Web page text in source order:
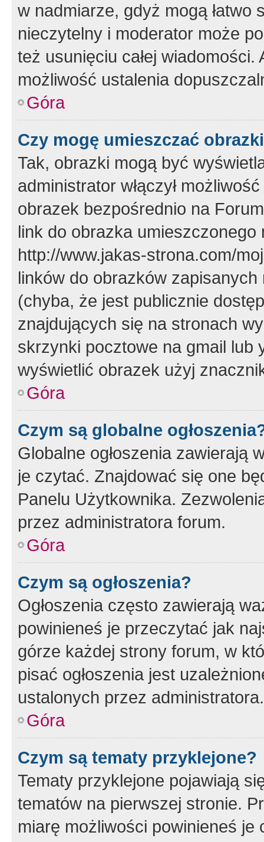
w nadmiarze, gdyż mogą
nieczytelny i moderator może
też usunięciu całej
możliwość ustalenia
Góra
Czy mogę umieszczać
Tak, obrazki mogą być
administrator włączył
obrazek bezpośrednio na
link do obrazka
http://www.jakas-strona.com/
linków do obrazków
(chyba, że jest publicznie
znajdujących się na stronach
skrzynki pocztowe na gmail lub
wyświetlić obrazek użyj
Góra
Czym są globalne
Globalne ogłoszenia zawierają
je czytać. Znajdować się one
Panelu Użytkownika.
przez administratora forum.
Góra
Czym są ogłoszenia?
Ogłoszenia często zawierają
powinieneś je przeczytać jak
górze każdej strony forum, w
pisać ogłoszenia jest
ustalonych przez administratora.
Góra
Czym są tematy przyklejone?
Tematy przyklejone pojawiają
tematów na pierwszej stronie.
miarę możliwości powinieneś je